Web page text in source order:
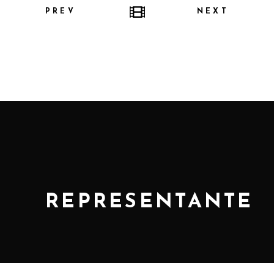
PREV NEXT
REPRESENTANTE